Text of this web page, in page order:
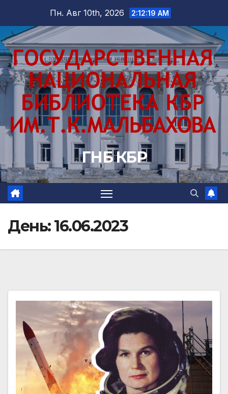
содержимому
Пн. Авг 10th, 2026 2:12:20 AM
ГНБ КБР
День:16.06.2023